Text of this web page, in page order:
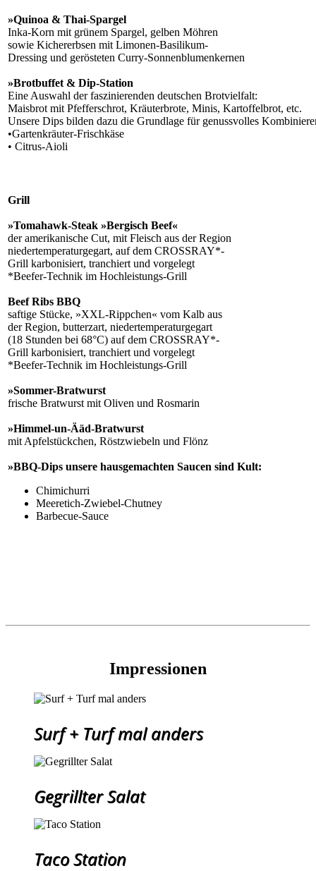
»Quinoa & Thai-Spargel
Inka-Korn mit grünem Spargel, gelben Möhren
sowie Kichererbsen mit Limonen-Basilikum-
Dressing und gerösteten Curry-Sonnenblumenkernen
»Brotbuffet & Dip-Station
Eine Auswahl der faszinierenden deutschen Brotvielfalt:
Maisbrot mit Pfefferschrot, Kräuterbrote, Minis, Kartoffelbrot, etc.
Unsere Dips bilden dazu die Grundlage für genussvolles
•Gartenkräuter-Frischkäse
• Citrus-Aioli
Grill
»Tomahawk-Steak »Bergisch Beef«
der amerikanische Cut, mit Fleisch aus der Region
niedertemperaturgegart, auf dem CROSSRAY*-
Grill karbonisiert, tranchiert und vorgelegt
*Beefer-Technik im Hochleistungs-Grill
Beef Ribs BBQ
saftige Stücke, »XXL-Rippchen« vom Kalb aus
der Region, butterzart, niedertemperaturgegart
(18 Stunden bei 68°C) auf dem CROSSRAY*-
Grill karbonisiert, tranchiert und vorgelegt
*Beefer-Technik im Hochleistungs-Grill
»Sommer-Bratwurst
frische Bratwurst mit Oliven und Rosmarin
»Himmel-un-Ääd-Bratwurst
mit Apfelstückchen, Röstzwiebeln und Flönz
»BBQ-Dips unsere hausgemachten Saucen sind Kult:
Chimichurri
Meeretich-Zwiebel-Chutney
Barbecue-Sauce
Impressionen
Surf + Turf mal anders
Gegrillter Salat
Taco Station